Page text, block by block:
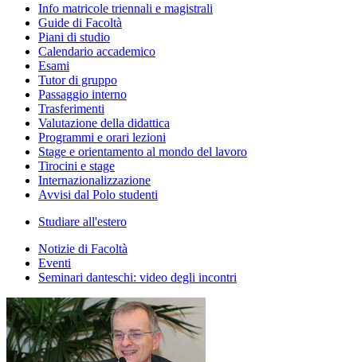
Info matricole triennali e magistrali
Guide di Facoltà
Piani di studio
Calendario accademico
Esami
Tutor di gruppo
Passaggio interno
Trasferimenti
Valutazione della didattica
Programmi e orari lezioni
Stage e orientamento al mondo del lavoro
Tirocini e stage
Internazionalizzazione
Avvisi dal Polo studenti
Studiare all'estero
Notizie di Facoltà
Eventi
Seminari danteschi: video degli incontri